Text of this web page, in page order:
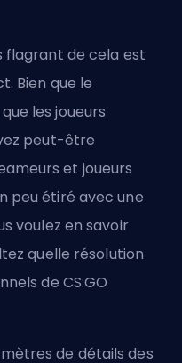
flagrant de cela est
Bien que le
les joueurs
peut-être
et joueurs
peu étiré avec une
voulez en savoir
quelle résolution
de CS:GO
de détails des